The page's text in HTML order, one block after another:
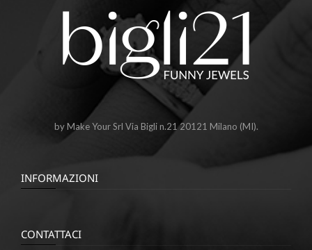
by Make Your Srl Via Bigli n.21 20121 Milano (MI).
INFORMAZIONI
CONTATTACI